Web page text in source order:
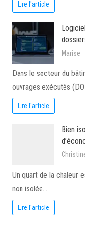
Lire l'article
Marise
Dans le secteur du
ouvrages exécutés
Lire l'article
Bien
Un quart de la chaleur
non isolée.…
Lire l'article